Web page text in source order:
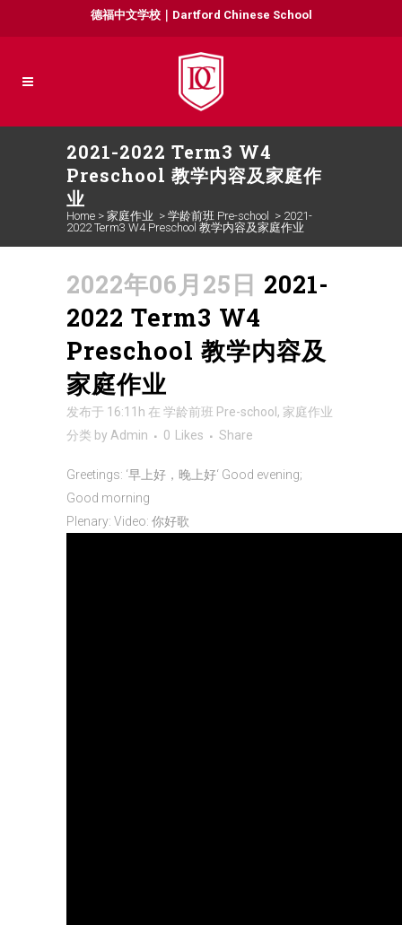
德福中文学校｜Dartford Chinese School
2021-2022 Term3 W4
Preschool 教学内容及家庭作
业
Home > 家庭作业 > 学龄前班 Pre-school > 2021-
2022 Term3 W4 Preschool 教学内容及家庭作业
2022年06月25日 2021-
2022 Term3 W4
Preschool 教学内容及
家庭作业
发布于 16:11h 在 学龄前班 Pre-school , 家庭作业
分类 by Admin 0 Likes Share
Greetings: ‘早上好，晚上好‘ Good evening;
Good morning
Plenary: Video: 你好歌